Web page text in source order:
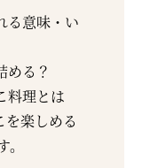
る意味・い
める？
料理とは
を楽しめる